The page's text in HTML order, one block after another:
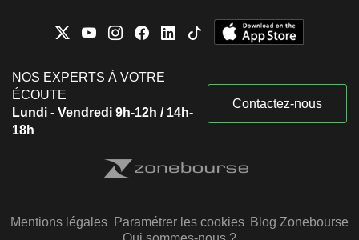
NOS EXPERTS À VOTRE
ÉCOUTE
Lundi - Vendredi 9h-12h / 14h-
18h
Contactez-nous
Mentions légales Paramétrer les cookies Blog Zonebourse